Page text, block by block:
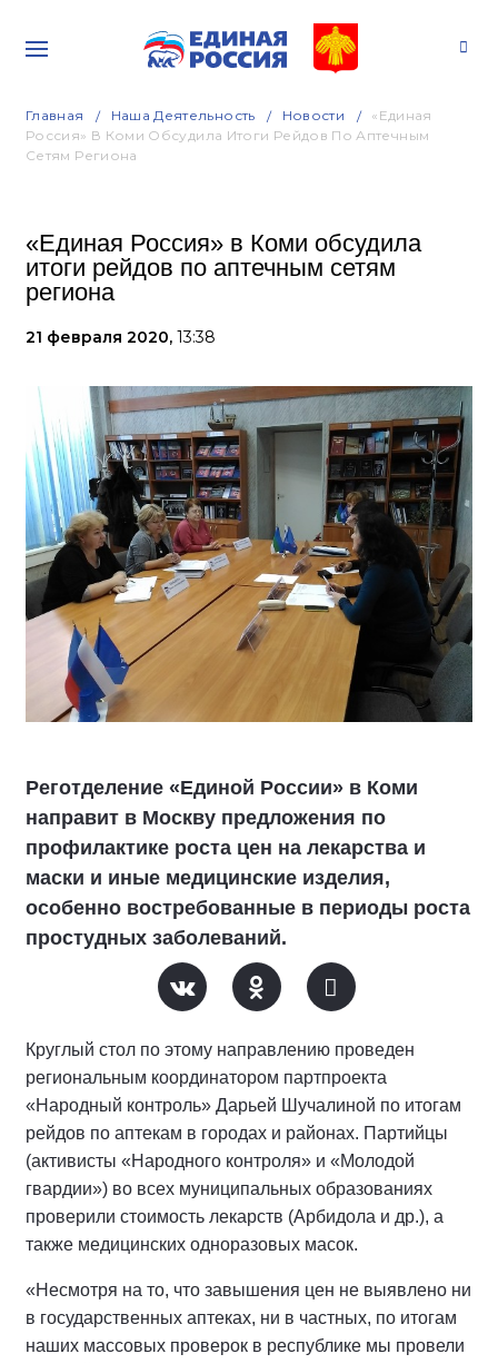
Главная Наша Деятельность Новости
«Единая
Россия» В Коми Обсудила Итоги Рейдов По Аптечным
Сетям Региона
«Единая Россия» в Коми обсудила
итоги рейдов по аптечным сетям
региона
21 февраля 2020, 13:38
Реготделение «Единой России» в Коми
направит в Москву предложения по
профилактике роста цен на лекарства и
маски и иные медицинские изделия,
особенно востребованные в периоды роста
простудных заболеваний.
Круглый стол по этому направлению проведен
региональным координатором партпроекта
«Народный контроль» Дарьей Шучалиной по итогам
рейдов по аптекам в городах и районах. Партийцы
(активисты «Народного контроля» и «Молодой
гвардии») во всех муниципальных образованиях
проверили стоимость лекарств (Арбидола и др.), а
также медицинских одноразовых масок.
«Несмотря на то, что завышения цен не выявлено ни
в государственных аптеках, ни в частных, по итогам
наших массовых проверок в республике мы провели